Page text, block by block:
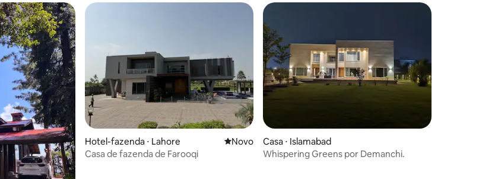
avaliações
Hotel-fazenda ⋅ Lahore Novo lugar para ficar
Novo
Casa de fazenda de Farooqi
Casa ⋅ Islamabad
Whispering Greens por Demanchi.